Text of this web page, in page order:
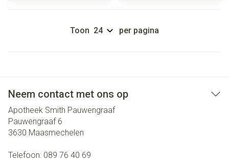
Toon per pagina
Neem contact met ons op
Apotheek Smith Pauwengraaf
Pauwengraaf 6
3630 Maasmechelen
Telefoon: 089 76 40 69